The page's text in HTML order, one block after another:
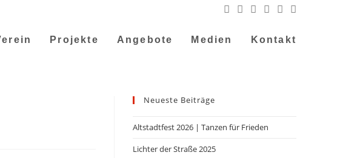
Projekte Angebote Medien Kontakt
Neueste Beiträge
Altstadtfest 2026 | Tanzen für Frieden
Lichter der Straße 2025